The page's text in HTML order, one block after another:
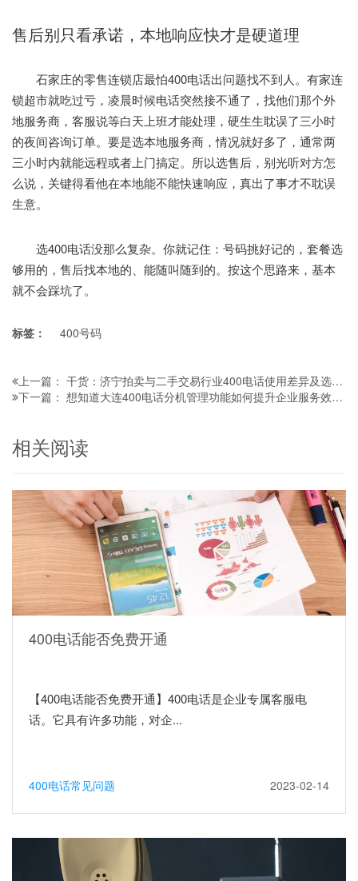
售后别只看承诺，本地响应快才是硬道理
石家庄的零售连锁店最怕400电话出问题找不到人。有家连
锁超市就吃过亏，凌晨时候电话突然接不通了，找他们那个外
地服务商，客服说等白天上班才能处理，硬生生耽误了三小时
的夜间咨询订单。要是选本地服务商，情况就好多了，通常两
三小时内就能远程或者上门搞定。所以选售后，别光听对方怎
么说，关键得看他在本地能不能快速响应，真出了事才不耽误
生意。
选400电话没那么复杂。你就记住：号码挑好记的，套餐选
够用的，售后找本地的、能随叫随到的。按这个思路来，基本
就不会踩坑了。
标签： 400号码
上一篇： 干货：济宁拍卖与二手交易行业400电话使用差异及选择建议
下一篇： 想知道大连400电话分机管理功能如何提升企业服务效率吗？
相关阅读
400电话能否免费开通
【400电话能否免费开通】400电话是企业专属客服电
话。它具有许多功能，对企...
400电话常见问题 2023-02-14